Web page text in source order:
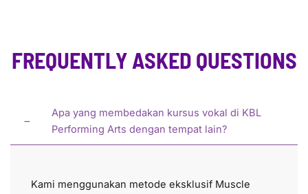
FREQUENTLY ASKED QUESTIONS
Apa yang membedakan kursus vokal di KBL
Performing Arts dengan tempat lain?
Kami menggunakan metode eksklusif Muscle